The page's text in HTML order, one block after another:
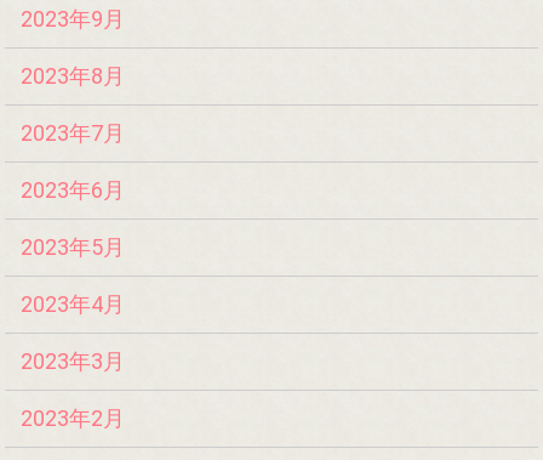
2023年9月
2023年8月
2023年7月
2023年6月
2023年5月
2023年4月
2023年3月
2023年2月